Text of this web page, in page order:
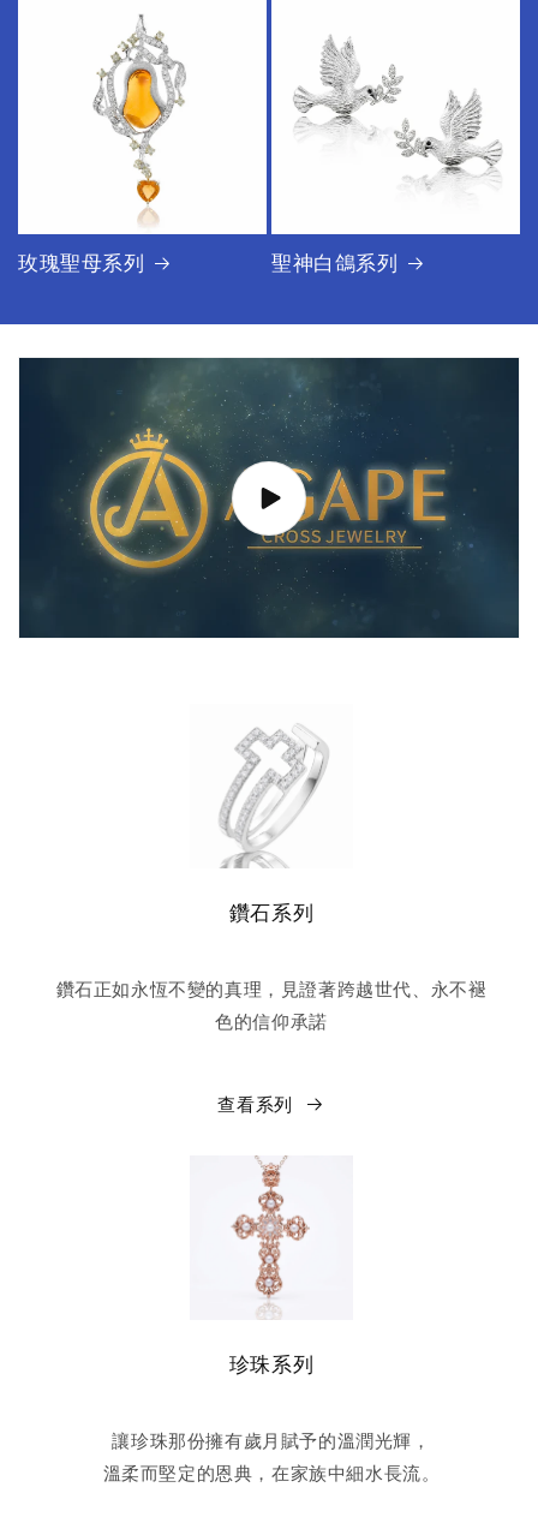
玫瑰聖母系列 聖神白鴿系列
鑽石系列
鑽石正如永恆不變的真理，見證著跨越世代、永不褪
色的信仰承諾
查看系列
珍珠系列
讓珍珠那份擁有歲月賦予的溫潤光輝，
溫柔而堅定的恩典，在家族中細水長流。